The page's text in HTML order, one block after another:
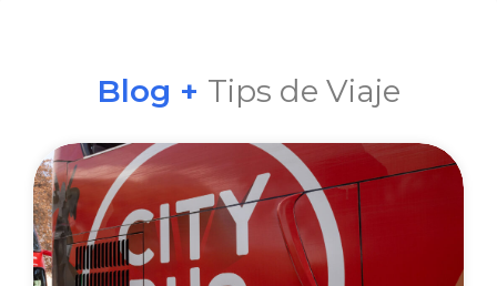
Blog + Tips de Viaje